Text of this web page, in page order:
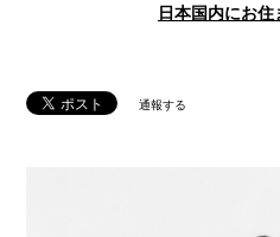
日本国内にお
通報する